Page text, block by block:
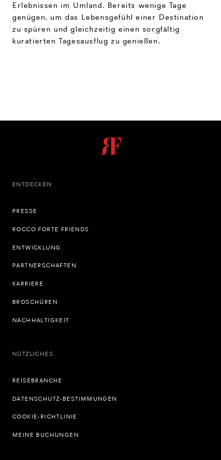
Erlebnissen im Umland. Bereits wenige Tage
genügen, um das Lebensgefühl einer Destination
zu spüren und gleichzeitig einen sorgfältig
kuratierten Tagesausflug zu genießen.
ENTDECKEN
PRESSE
ROCCO FORTE FRIENDS
ENTWICKLUNG
PARTNERSCHAFTEN
KARRIERE
BROSCHÜREN
NACHHALTIGKEIT
NÜTZLICHES
REISEBRANCHE
DATENSCHUTZ-BESTIMMUNGEN
COOKIE-RICHTLINIE
MEINE BUCHUNGEN